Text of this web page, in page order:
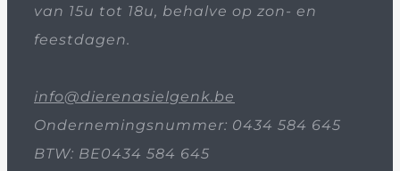
van 15u tot 18u, behalve op zon- en
feestdagen.
info@dierenasielgenk.be
Ondernemingsnummer: 0434 584 645
BTW: BE0434 584 645